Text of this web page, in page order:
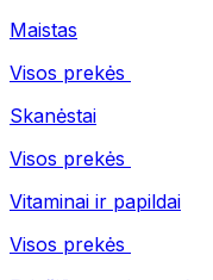
Maistas
Visos prekės
Skanėstai
Visos prekės
Vitaminai ir papildai
Visos prekės